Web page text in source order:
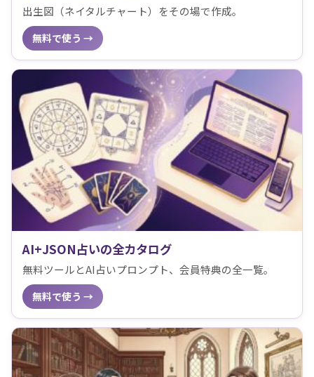
出生図（ネイタルチャート）をその場で作成。
無料で使う →
AI+JSON占いの全カタログ
無料ツールとAI占いプロンプト、会員特典の全一覧。
無料で使う →